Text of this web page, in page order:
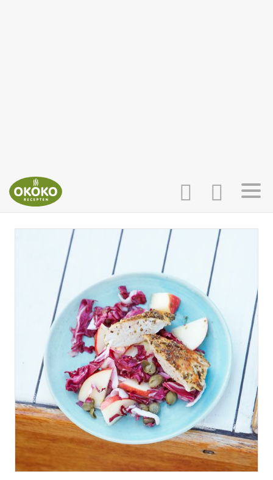
INLOGGEN
AANMELDEN
HOME
RECEPTEN
WEEKMENU'S
KOOKBOEKEN